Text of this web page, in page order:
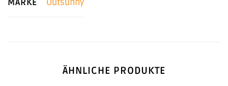
MARKE Outsunny
ÄHNLICHE PRODUKTE